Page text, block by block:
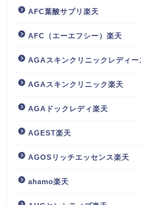
AFC葉酸サプリ楽天
AFC（エーエフシー）楽天
AGAスキンクリニックレディー
AGAスキンクリニック楽天
AGAドックレディ楽天
AGEST楽天
AGOSリッチエッセンス楽天
ahamo楽天